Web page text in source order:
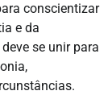
conscientizar
e da
se unir para